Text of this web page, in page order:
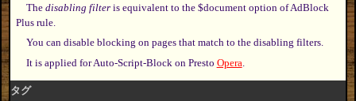
The disabling filteris equivalent to the $document option of AdBlock
Plus rule.
You can disable blocking on pages that match to the disabling filters.
It is applied for Auto-Script-Block on Presto Opera
タグ